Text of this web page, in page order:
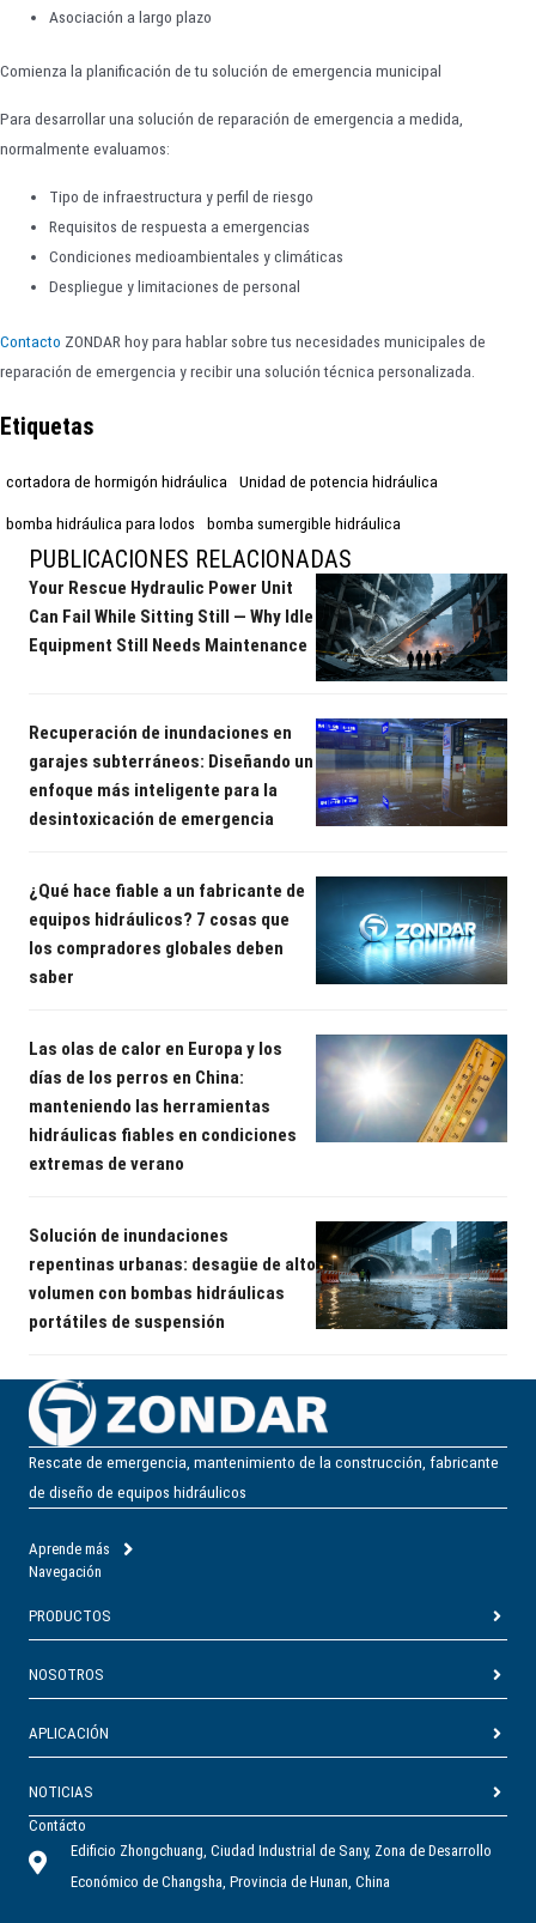
Asociación a largo plazo
Comienza la planificación de tu solución de emergencia municipal
Para desarrollar una solución de reparación de emergencia a medida,
normalmente evaluamos:
Tipo de infraestructura y perfil de riesgo
Requisitos de respuesta a emergencias
Condiciones medioambientales y climáticas
Despliegue y limitaciones de personal
Contacto ZONDAR hoy para hablar sobre tus necesidades municipales de
reparación de emergencia y recibir una solución técnica personalizada.
Etiquetas
cortadora de hormigón hidráulica Unidad de potencia hidráulica
bomba hidráulica para lodos bomba sumergible hidráulica
PUBLICACIONES RELACIONADAS
Your Rescue Hydraulic Power Unit
Can Fail While Sitting Still — Why Idle
Equipment Still Needs Maintenance
Recuperación de inundaciones en
garajes subterráneos: Diseñando un
enfoque más inteligente para la
desintoxicación de emergencia
¿Qué hace fiable a un fabricante de
equipos hidráulicos? 7 cosas que
los compradores globales deben
saber
Las olas de calor en Europa y los
días de los perros en China:
manteniendo las herramientas
hidráulicas fiables en condiciones
extremas de verano
Solución de inundaciones
repentinas urbanas: desagüe de alto
volumen con bombas hidráulicas
portátiles de suspensión
Rescate de emergencia, mantenimiento de la construcción, fabricante
de diseño de equipos hidráulicos
Aprende más
Navegación
PRODUCTOS
NOSOTROS
APLICACIÓN
NOTICIAS
Contácto
Edificio Zhongchuang, Ciudad Industrial de Sany, Zona de Desarrollo
Económico de Changsha, Provincia de Hunan, China